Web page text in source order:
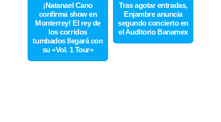
¡Natanael Cano
confirma show en
Monterrey! El rey de
los corridos
tumbados llegará con
su «Vol. 1 Tour»
Tras agotar entradas,
Enjambre anuncia
segundo concierto en
el Auditorio Banamex